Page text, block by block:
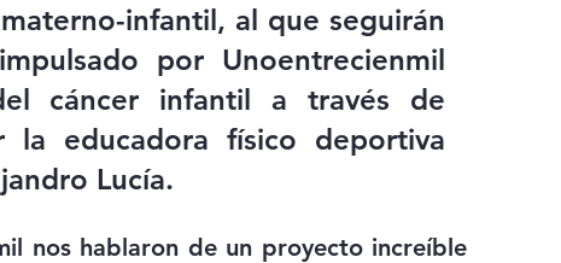
infantil, al que seguirán
por Unoentrecienmil
cáncer infantil a través de
educadora físico deportiva
Lucía.
nos hablaron de un proyecto increíble